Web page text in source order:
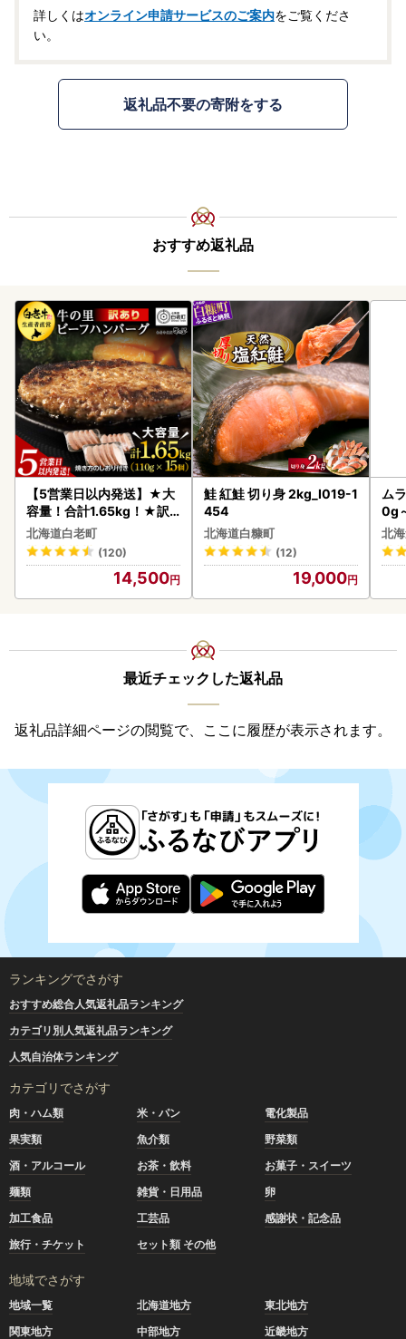
詳しくはオンライン申請サービスのご案内をご覧くださ
い。
返礼品不要の寄附をする
おすすめ返礼品
【5営業日以内発送】★大
容量！合計1.65kg！★訳
あり・牛の里ビーフハンバ
ーグ(110ｇ5枚入）×3 AG
058
北海道白老町
(120)
14,500
鮭 紅鮭 切り身 2kg_I019-1
454
北海道白糠町
(12)
19,000
ム
0g
北
最近チェックした返礼品
返礼品詳細ページの閲覧で、ここに履歴が表示されます。
ランキングでさがす
おすすめ総合人気返礼品ランキング
カテゴリ別人気返礼品ランキング
人気自治体ランキング
カテゴリでさがす
肉・ハム類 米・パン
電化製品
果実類
魚介類
野菜類
酒・アルコール
お茶・飲料
お菓子・スイーツ
麺類
雑貨・日用品
卵
加工食品
工芸品
感謝状・記念品
旅行・チケット
セット類 その他
地域でさがす
地域一覧 北海道地方
東北地方
関東地方
中部地方
近畿地方